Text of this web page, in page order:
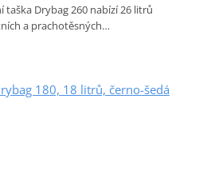
taška Drybag 260 nabízí 26 litrů
a prachotěsných…
180, 18 litrů, černo-šedá